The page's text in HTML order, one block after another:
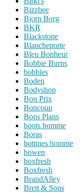
Bizzbee
Bjorn Borg
BKR
Blackstone
Blancheporte
Bleu Bonheur
Bobbie Burns
bobbies
Boden
Bodyshop
Bon Prix
Boncoup
Bons Plans
boots homme
Boras
bottines homme
bowen
boxfresh
Boxfresh
BrandAlley
Brett & Sons